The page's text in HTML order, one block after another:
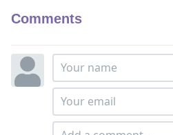
Comments